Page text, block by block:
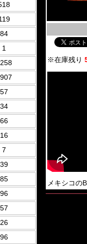
84
1
57
34
66
16
7
39
85
96
57
26
96
※在庫残り
メキシコの